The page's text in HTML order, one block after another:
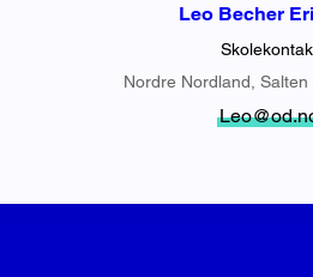
Leo Becher
Nordre Nordland,